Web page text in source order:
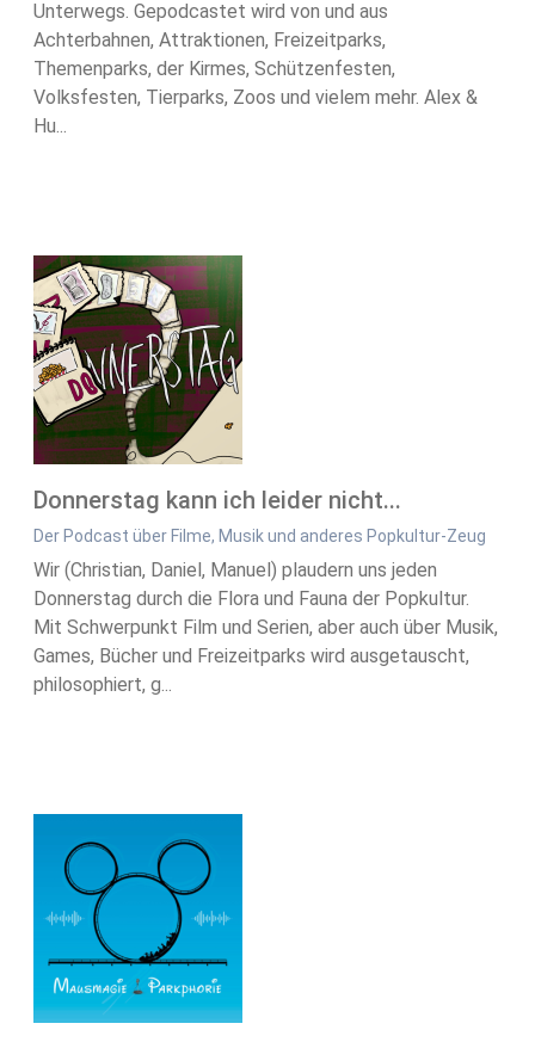
Unterwegs. Gepodcastet wird von und aus
Achterbahnen, Attraktionen, Freizeitparks,
Themenparks, der Kirmes, Schützenfesten,
Volksfesten, Tierparks, Zoos und vielem mehr. Alex &
Hu...
Donnerstag kann ich leider nicht...
Der Podcast über Filme, Musik und anderes Popkultur-Zeug
Wir (Christian, Daniel, Manuel) plaudern uns jeden
Donnerstag durch die Flora und Fauna der Popkultur.
Mit Schwerpunkt Film und Serien, aber auch über Musik,
Games, Bücher und Freizeitparks wird ausgetauscht,
philosophiert, g...